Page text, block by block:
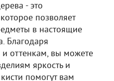
- это
позволяет
в настоящие
Благодаря
оттенкам, вы можете
яркость и
помогут вам